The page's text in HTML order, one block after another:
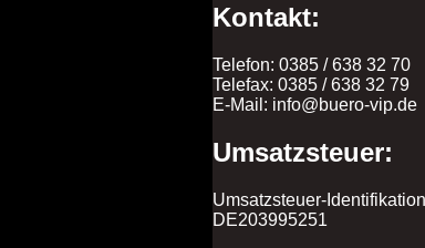
Kontakt:
Telefon: 0385 / 638 32 70
Telefax: 0385 / 638 32 79
E-Mail: info@buero-vip.de
Umsatzsteuer:
Umsatzsteuer-
DE203995251